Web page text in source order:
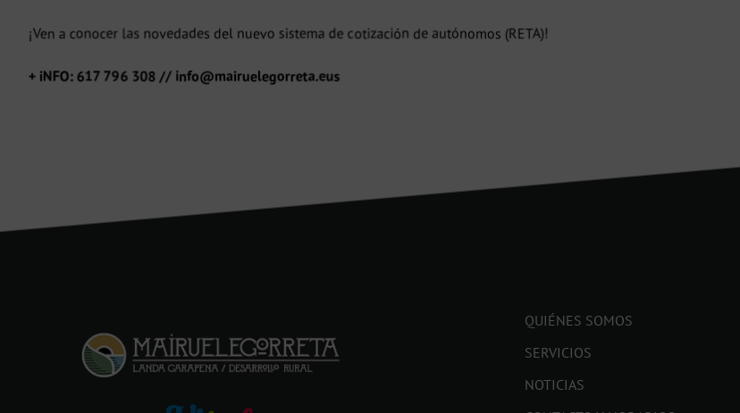
¡Ven a conocer las novedades del nuevo sistema de cotización de autónomos (RETA)!
+ iNFO: 617 796 308 // info@mairuelegorreta.eus
QUIÉNES SOMOS
SERVICIOS
NOTICIAS